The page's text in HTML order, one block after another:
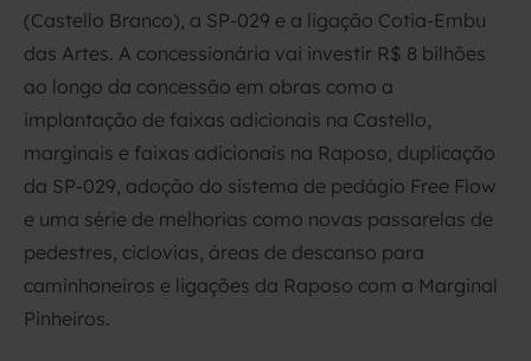
(Castello Branco), a SP-029 e a ligação Cotia-Embu
das Artes. A concessionária vai investir R$ 8 bilhões
ao longo da concessão em obras como a
implantação de faixas adicionais na Castello,
marginais e faixas adicionais na Raposo, duplicação
da SP-029, adoção do sistema de pedágio Free Flow
e uma série de melhorias como novas passarelas de
pedestres, ciclovias, áreas de descanso para
caminhoneiros e ligações da Raposo com a Marginal
Pinheiros.